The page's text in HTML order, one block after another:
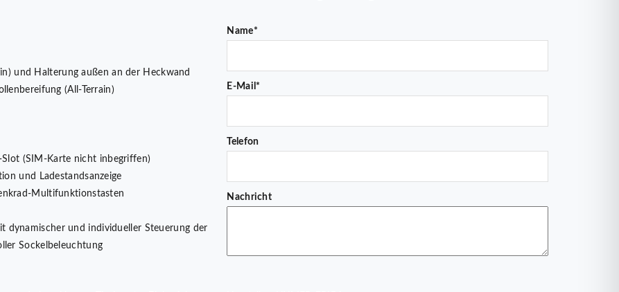
und Halterung außen an der Heckwand
(All-Terrain)
(SIM-Karte nicht inbegriffen)
und Ladestandsanzeige
Multifunktionstasten
dynamischer und individueller Steuerung der
Sockelbeleuchtung
Name*
E-Mail*
Telefon
Nachricht